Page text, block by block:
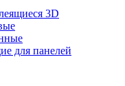
3D
для панелей